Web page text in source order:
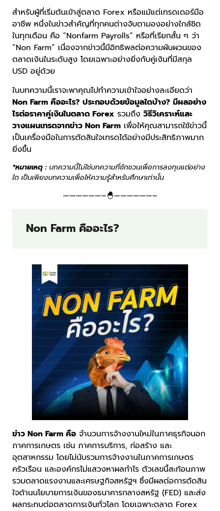
สำหรับผู้ที่เริ่มต้นเข้าสู่ตลาด Forex หรือแม้แต่เทรดเดอร์มือ
อาชีพ หนึ่งในข่าวสำคัญที่ทุกคนต่างจับตามองอย่างใกล้ชิด
ในทุกเดือน คือ “Nonfarm Payrolls” หรือที่เรียกสั้น ๆ ว่า
“Non Farm” เนื่องจากข่าวนี้มีอิทธิพลต่อความผันผวนของ
ตลาดเงินในระดับสูง โดยเฉพาะอย่างยิ่งกับคู่เงินที่มีสกุล
USD อยู่ด้วย
ในบทความนี้เราจะพาคุณไปทำความเข้าใจอย่างละเอียดว่า
Non Farm คืออะไร? ประกอบด้วยข้อมูลใดบ้าง? มีผลอย่าง
ไรต่อราคาคู่เงินในตลาด Forex รวมถึงวิธีวิเคราะห์และ
วางแผนเทรดจากข่าว Non Farm เพื่อให้คุณสามารถใช้ข่าวนี้
เป็นเครื่องมือในการตัดสินใจเทรดได้อย่างมีประสิทธิภาพมาก
ยิ่งขึ้น
*หมายเหตุ :บทความนี้ไม่ใช่บทความที่ชักชวนเพื่อการลงทุนแต่อย่าง
ใด เป็นเพียงบทความเพื่อให้ความรู้สำหรับศึกษาเท่านั้น
——————–🐣——————–
Non Farm คืออะไร?
ข่าว Non Farm คือ จำนวนการจ้างงานใหม่ในภาคธุรกิจนอก
ภาคการเกษตร เช่น ภาคการบริการ, ก่อสร้าง และ
อุตสาหกรรม โดยไม่นับรวมการจ้างงานในภาคการเกษตร
ครัวเรือน และองค์กรไม่แสวงหาผลกำไร ตัวเลขนี้สะท้อนภาพ
รวมตลาดแรงงานและเศรษฐกิจสหรัฐฯ ซึ่งมีผลต่อการตัดสิน
ใจด้านนโยบายการเงินของธนาคารกลางสหรัฐ (FED) และส่ง
ผลกระทบต่อตลาดการเงินทั่วโลก โดยเฉพาะตลาด Forex